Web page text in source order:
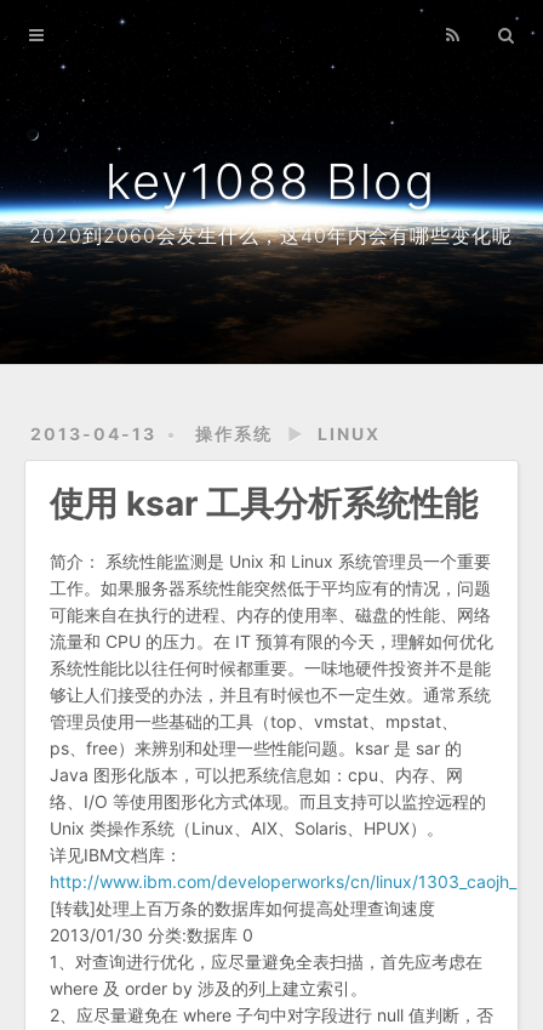
key1088 Blog
2020到2060会发生什么，这40年内会有哪些变化呢
2013-04-13 操作系统 ► LINUX
使用 ksar 工具分析系统性能
简介： 系统性能监测是 Unix 和 Linux 系统管理员一个重要
工作。如果服务器系统性能突然低于平均应有的情况，问题
可能来自在执行的进程、内存的使用率、磁盘的性能、网络
流量和 CPU 的压力。在 IT 预算有限的今天，理解如何优化
系统性能比以往任何时候都重要。一味地硬件投资并不是能
够让人们接受的办法，并且有时候也不一定生效。通常系统
管理员使用一些基础的工具（top、vmstat、mpstat、
ps、free）来辨别和处理一些性能问题。ksar 是 sar 的
Java 图形化版本，可以把系统信息如：cpu、内存、网
络、I/O 等使用图形化方式体现。而且支持可以监控远程的
Unix 类操作系统（Linux、AIX、Solaris、HPUX）。
详见IBM文档库：
http://www.ibm.com/developerworks/cn/linux/
[转载]处理上百万条的数据库如何提高处理查询速度
2013/01/30 分类:数据库 0
1、对查询进行优化，应尽量避免全表扫描，首先应考虑在
where 及 order by 涉及的列上建立索引。
2、应尽量避免在 where 子句中对字段进行 null 值判断，否
Home
About